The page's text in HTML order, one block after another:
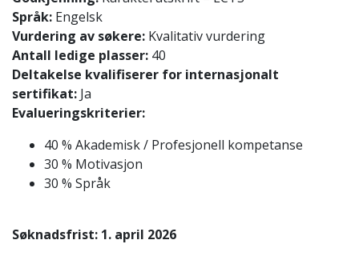
Språk: Engelsk
Vurdering av søkere: Kvalitativ vurdering
Antall ledige plasser: 40
Deltakelse kvalifiserer for internasjonalt
sertifikat: Ja
Evalueringskriterier:
40 % Akademisk / Profesjonell kompetanse
30 % Motivasjon
30 % Språk
Søknadsfrist: 1. april 2026